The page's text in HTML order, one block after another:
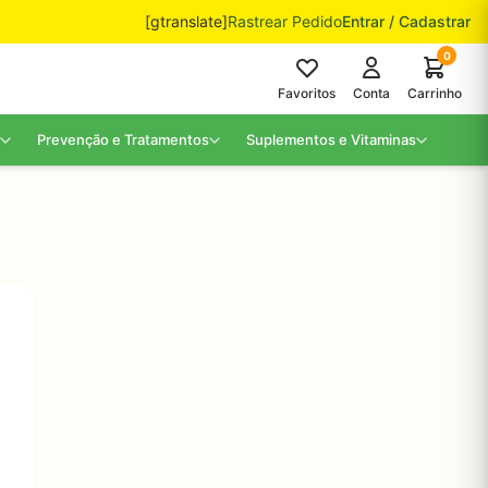
[gtranslate]Rastrear PedidoEntrar / Cadastrar
Favoritos Conta
0
Carrinho
Prevenção e Tratamentos Suplementos e Vitaminas